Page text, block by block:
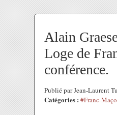
Alain
Loge de
conférence.
Publié par Jean-Laurent
Catégories : #Franc-